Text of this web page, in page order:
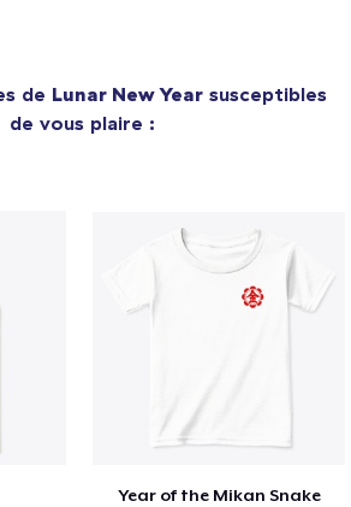
de Lunar New Year susceptibles
de vous plaire :
Year of the Mikan Snake